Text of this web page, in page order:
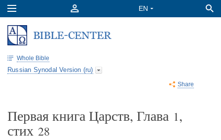
Whole Bible
Russian Synodal Version (ru)
Share
Первая книга Царств, Глава 1,
стих 28